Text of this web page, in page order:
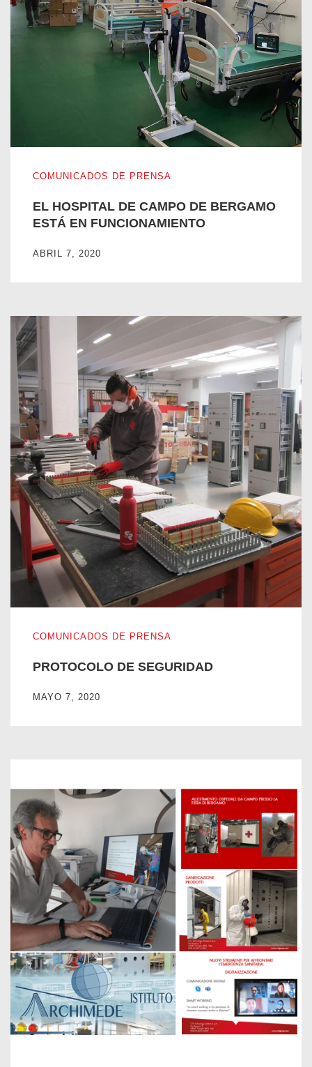
COMUNICADOS DE PRENSA
EL HOSPITAL DE CAMPO DE BERGAMO
ESTÁ EN FUNCIONAMIENTO
ABRIL 7, 2020
COMUNICADOS DE PRENSA
PROTOCOLO DE SEGURIDAD
MAYO 7, 2020